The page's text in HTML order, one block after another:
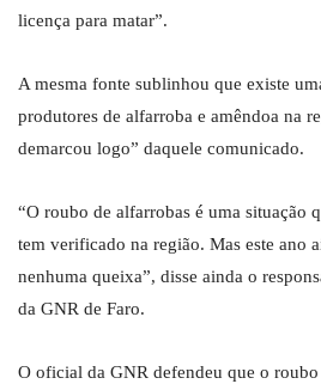
licença para matar”.
A mesma fonte sublinhou que existe
produtores de alfarroba e amêndoa na
demarcou logo” daquele comunicado.
“O roubo de alfarrobas é uma situação
tem verificado na região. Mas este ano
nenhuma queixa”, disse ainda o
da GNR de Faro.
O oficial da GNR defendeu que o roubo